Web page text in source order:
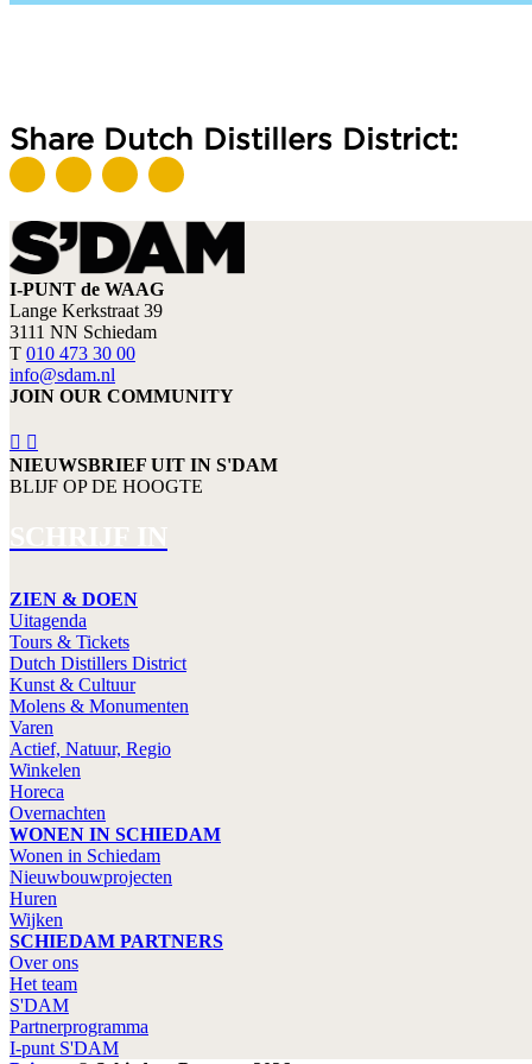
Share Dutch Distillers District:
I-PUNT de WAAG
Lange Kerkstraat 39
3111 NN Schiedam
T 010 473 30 00
info@sdam.nl
JOIN OUR COMMUNITY
NIEUWSBRIEF UIT IN S'DAM
BLIJF OP DE HOOGTE
SCHRIJF IN
ZIEN & DOEN
Uitagenda
Tours & Tickets
Dutch Distillers District
Kunst & Cultuur
Molens & Monumenten
Varen
Actief, Natuur, Regio
Winkelen
Horeca
Overnachten
WONEN IN SCHIEDAM
Wonen in Schiedam
Nieuwbouwprojecten
Huren
Wijken
SCHIEDAM PARTNERS
Over ons
Het team
S'DAM
Partnerprogramma
I-punt S'DAM